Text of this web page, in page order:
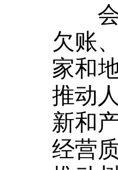
会
欠账
家和
推动
新和
经营